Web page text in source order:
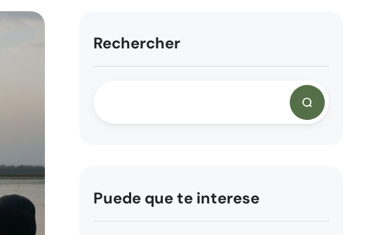
Rechercher
Puede que te interese